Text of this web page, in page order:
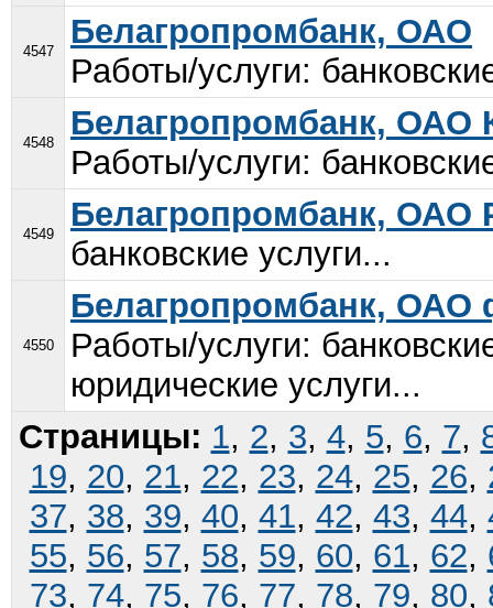
4547
Белагропромбанк, ОАО
Работы/услуги:
4548
Белагропромбанк, ОАО
Работы/услуги:
4549
Белагропромбанк,
банковские услуги...
4550
Белагропромбанк, ОАО
Работы/услуги:
юридические услуги...
Страницы: 1, 2, 3, 4, 5, 6, 7,
19, 20, 21, 22, 23, 24, 25, 26,
37, 38, 39, 40, 41, 42, 43, 44,
55, 56, 57, 58, 59, 60, 61, 62,
73, 74, 75, 76, 77, 78, 79, 80,